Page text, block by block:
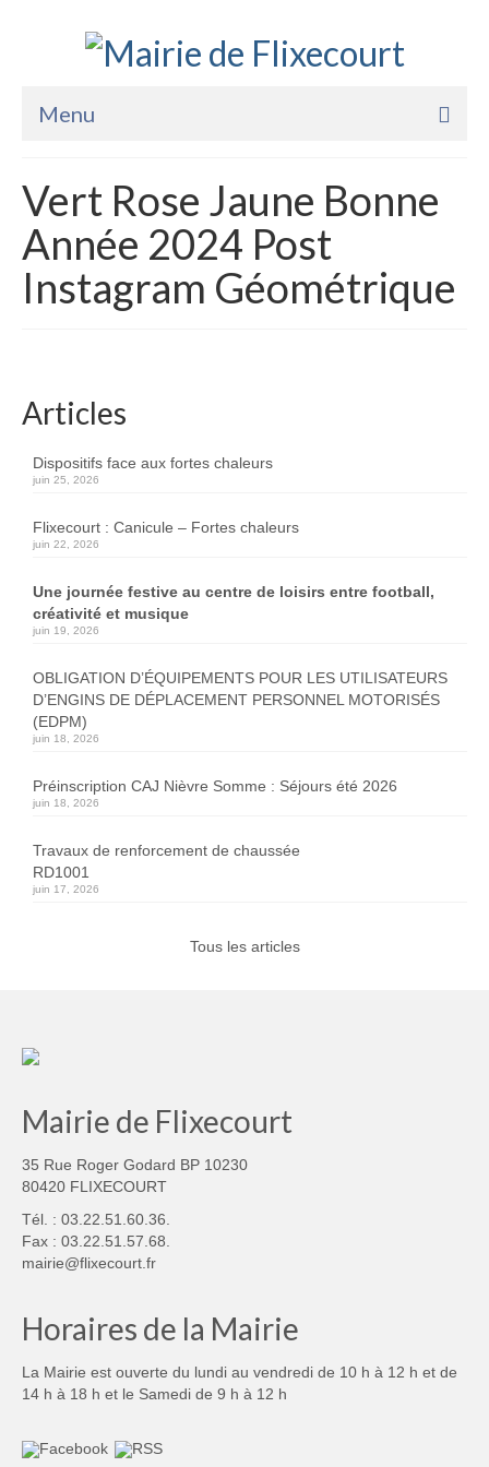
Menu
La Mairie
Vie Pratique
Services
Sports Loisirs et Culture
Vert Rose Jaune Bonne
Année 2024 Post
Instagram Géométrique
Articles
Dispositifs face aux fortes chaleurs
juin 25, 2026
Flixecourt : Canicule – Fortes chaleurs
juin 22, 2026
Une journée festive au centre de loisirs entre football,
créativité et musique
juin 19, 2026
OBLIGATION D’ÉQUIPEMENTS POUR LES UTILISATEURS
D’ENGINS DE DÉPLACEMENT PERSONNEL MOTORISÉS
(EDPM)
juin 18, 2026
Préinscription CAJ Nièvre Somme : Séjours été 2026
juin 18, 2026
Travaux de renforcement de chaussée
RD1001
juin 17, 2026
Tous les articles
Mairie de Flixecourt
35 Rue Roger Godard BP 10230
80420 FLIXECOURT
Tél. : 03.22.51.60.36.
Fax : 03.22.51.57.68.
mairie@flixecourt.fr
Horaires de la Mairie
La Mairie est ouverte du lundi au vendredi de 10 h à 12 h et de
14 h à 18 h et le Samedi de 9 h à 12 h